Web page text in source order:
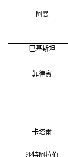
阿曼
巴基斯坦
菲律賓
卡塔爾
沙特阿拉伯